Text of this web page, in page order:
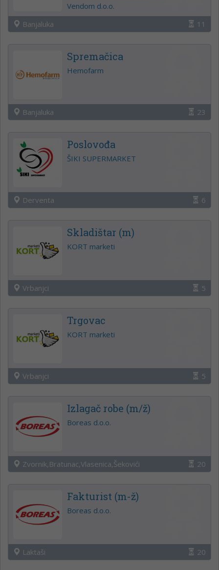
Vendom d.o.o.
Banjaluka
11
Spremačica
Hemofarm
Banjaluka 23
Poslovođa
ŠIKI SUPERMARKET
Derventa 6
Skladištar (m)
KORT marketi
Vrbanjci 5
Trgovac
KORT marketi
Vrbanjci 5
Izlagač robe (m/ž)
Boreas d.o.o.
Zvornik,Bratunac,Vlasenica,Šekovići 20
Fakturist (m-ž)
Boreas d.o.o.
Laktaši 20